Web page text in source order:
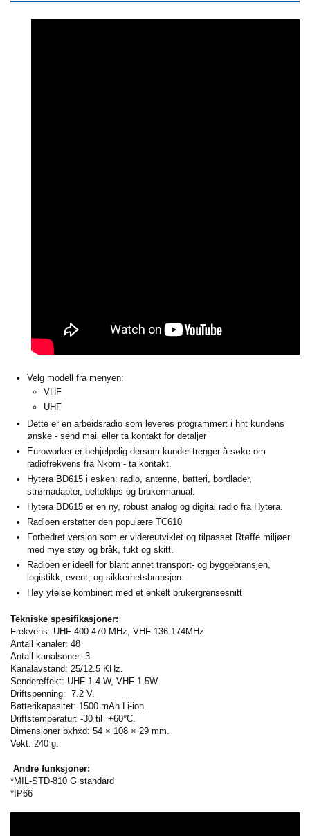
Velg modell fra menyen:
VHF
UHF
Dette er en arbeidsradio som leveres programmert i hht kundens
ønske - send mail eller ta kontakt for detaljer
Euroworker er behjelpelig dersom kunder trenger å søke om
radiofrekvens fra Nkom - ta kontakt.
Hytera BD615 i esken: radio, antenne, batteri, bordlader,
strømadapter, belteklips og brukermanual.
Hytera BD615 er en ny, robust analog og digital radio fra Hytera.
Radioen erstatter den populære TC610
Forbedret versjon som er videreutviklet og tilpasset Rtøffe miljøer
med mye støy og bråk, fukt og skitt.
Radioen er ideell for blant annet transport- og byggebransjen,
logistikk, event, og sikkerhetsbransjen.
Høy ytelse kombinert med et enkelt brukergrensesnitt
Tekniske spesifikasjoner:
Frekvens: UHF 400-470 MHz, VHF 136-174MHz
Antall kanaler: 48
Antall kanalsoner: 3
Kanalavstand: 25/12.5 KHz.
Sendereffekt: UHF 1-4 W, VHF 1-5W
Driftspenning: 7.2 V.
Batterikapasitet: 1500 mAh Li-ion.
Driftstemperatur: -30 til +60°C.
Dimensjoner bxhxd: 54 × 108 × 29 mm.
Vekt: 240 g.
Andre funksjoner:
*MIL-STD-810 G standard
*IP66